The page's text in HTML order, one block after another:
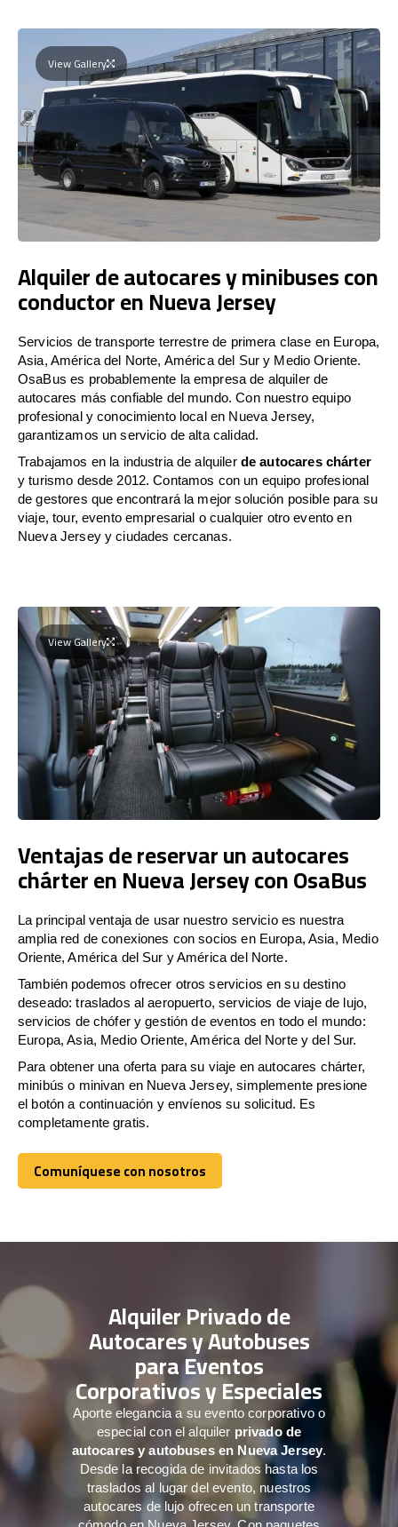
View Gallery
Alquiler de autocares y minibuses con
conductor en Nueva Jersey
Servicios de transporte terrestre de primera clase en Europa,
Asia, América del Norte, América del Sur y Medio Oriente.
OsaBus es probablemente la empresa de alquiler de
autocares más confiable del mundo. Con nuestro equipo
profesional y conocimiento local en Nueva Jersey,
garantizamos un servicio de alta calidad.
Trabajamos en la industria de alquiler de autocares chárter
y turismo desde 2012. Contamos con un equipo profesional
de gestores que encontrará la mejor solución posible para su
viaje, tour, evento empresarial o cualquier otro evento en
Nueva Jersey y ciudades cercanas.
View Gallery
Ventajas de reservar un autocares
chárter en Nueva Jersey con OsaBus
La principal ventaja de usar nuestro servicio es nuestra
amplia red de conexiones con socios en Europa, Asia, Medio
Oriente, América del Sur y América del Norte.
También podemos ofrecer otros servicios en su destino
deseado: traslados al aeropuerto, servicios de viaje de lujo,
servicios de chófer y gestión de eventos en todo el mundo:
Europa, Asia, Medio Oriente, América del Norte y del Sur.
Para obtener una oferta para su viaje en autocares chárter,
minibús o minivan en Nueva Jersey, simplemente presione
el botón a continuación y envíenos su solicitud. Es
completamente gratis.
Comuníquese con nosotros
Comuníquese con nosotros
Alquiler Privado de
Autocares y Autobuses
para Eventos
Corporativos y Especiales
Aporte elegancia a su evento corporativo o
especial con el alquiler privado de
autocares y autobuses en Nueva Jersey.
Desde la recogida de invitados hasta los
traslados al lugar del evento, nuestros
autocares de lujo ofrecen un transporte